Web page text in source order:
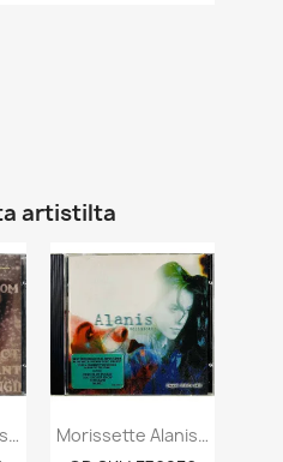
artistilta
Morissette Alanis Käytetty CD Supposed... Morissette Alanis CD Jagged Little Pill...